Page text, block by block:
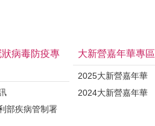
狀病毒防疫專
部疾病管制署
大新營嘉年華專區
2025大新營嘉年華
2024大新營嘉年華